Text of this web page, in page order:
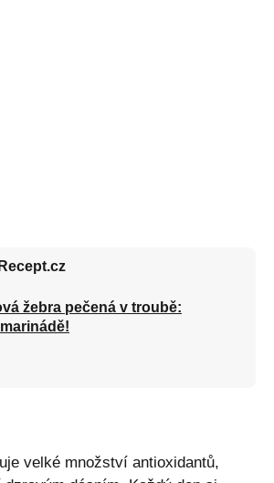
žebra pečená v troubě:
velké množství antioxidantů,